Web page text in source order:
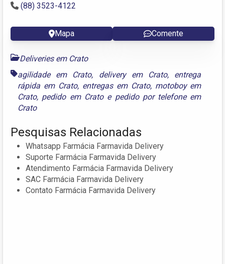
(88) 3523-4122
Mapa Comente
Deliveries em Crato
agilidade em Crato, delivery em Crato, entrega
rápida em Crato, entregas em Crato, motoboy em
Crato, pedido em Cratoe pedido por telefone em
Crato
Pesquisas Relacionadas
Whatsapp Farmácia Farmavida Delivery
Suporte Farmácia Farmavida Delivery
Atendimento Farmácia Farmavida Delivery
SAC Farmácia Farmavida Delivery
Contato Farmácia Farmavida Delivery